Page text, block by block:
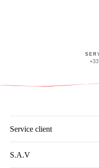
Service client
S.A.V